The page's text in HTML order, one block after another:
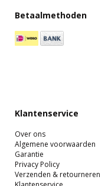
Betaalmethoden
Klantenservice
Over ons
Algemene voorwaarden
Garantie
Privacy Policy
Verzenden & retourneren